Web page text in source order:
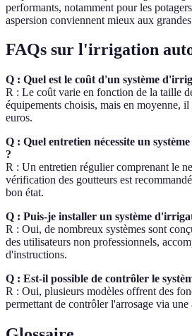
performants, notamment pour les
aspersion conviennent mieux aux
FAQs sur l'irrigation
Q : Quel est le coût d'un système
R : Le coût varie en fonction de la taille
équipements choisis, mais en moyenne,
euros.
Q : Quel entretien nécessite un
?
R : Un entretien régulier comprenant le
vérification des goutteurs est
bon état.
Q : Puis-je installer un système
R : Oui, de nombreux systèmes sont
des utilisateurs non professionnels,
d'instructions.
Q : Est-il possible de contrôler le
R : Oui, plusieurs modèles offrent des
permettant de contrôler l'arrosage via